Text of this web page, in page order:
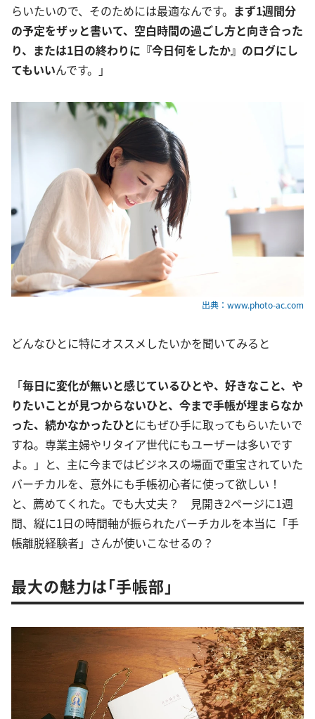
らいたいので、そのためには最適なんです。 まず1週間分
の予定をザッと書いて、空白時間の過ごし方と向き合った
り、または1日の終わりに『今日何をしたか』のログにし
てもいいんです。」
出典：www.photo-ac.com
どんなひとに特にオススメしたいかを聞いてみると
「毎日に変化が無いと感じているひとや、好きなこと、や
りたいことが見つからないひと、今まで手帳が埋まらなか
った、続かなかったひとにもぜひ手に取ってもらいたいで
すね。専業主婦やリタイア世代にもユーザーは多いです
よ。」と、主に今まではビジネスの場面で重宝されていた
バーチカルを、意外にも手帳初心者に使って欲しい！
と、薦めてくれた。でも大丈夫？ 見開き2ページに1週
間、縦に1日の時間軸が振られたバーチカルを本当に「手
帳離脱経験者」さんが使いこなせるの？
最大の魅力は「手帳部」